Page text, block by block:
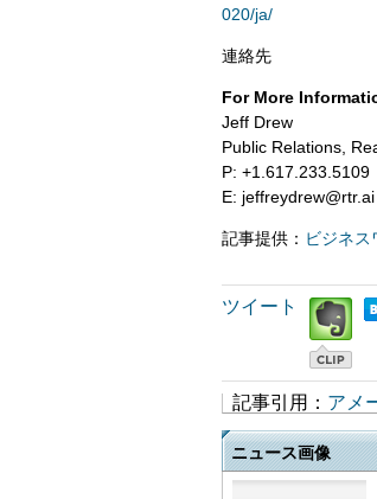
020/ja/
連絡先
For More
Jeff Drew
Public Relations,
P: +1.617.233.5109
E: jeffreydrew@rtr.ai
記事提供： ビジネス
ツイート
記事引用： アメ
ニュース画像